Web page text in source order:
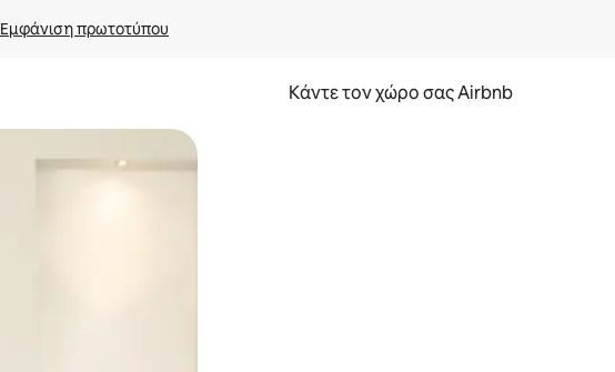
Εμφάνιση πρωτοτύπου
Κάντε τον χώρο σας Airbnb